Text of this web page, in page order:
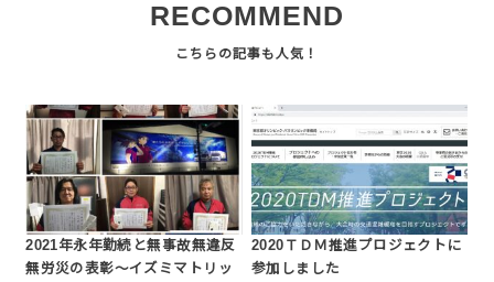
RECOMMEND
2021年永年勤続と無事故無違反
無労災の表彰～イズミマトリッ
2020ＴＤＭ推進プロジェクトに
参加しました